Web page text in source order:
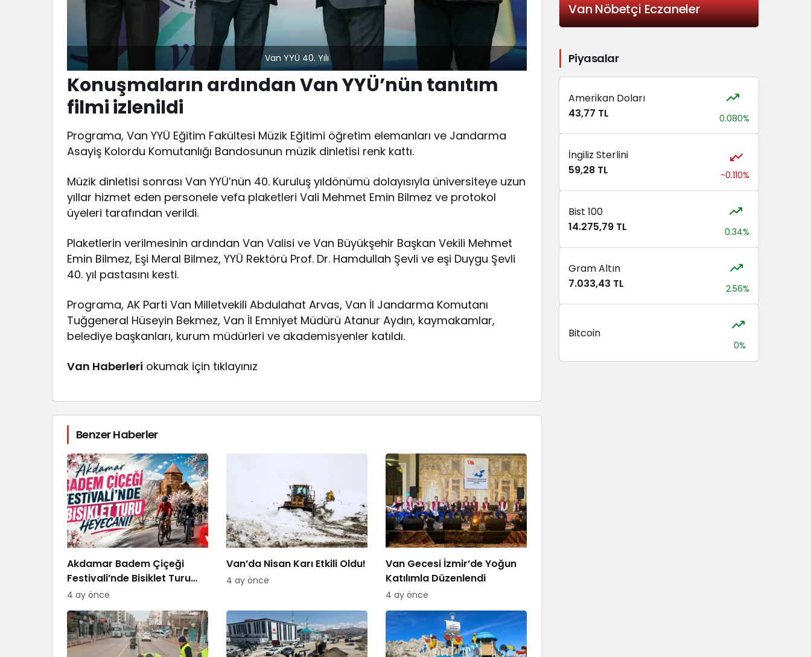
Van YYÜ 40. Yılı
Konuşmaların ardından Van YYÜ’nün tanıtım
filmi izlenildi
Programa, Van YYÜ Eğitim Fakültesi Müzik Eğitimi öğretim elemanları ve Jandarma
Asayiş Kolordu Komutanlığı Bandosunun müzik dinletisi renk kattı.
Müzik dinletisi sonrası Van YYÜ’nün 40. Kuruluş yıldönümü dolayısıyla üniversiteye uzun
yıllar hizmet eden personele vefa plaketleri Vali Mehmet Emin Bilmez ve protokol
üyeleri tarafından verildi.
Plaketlerin verilmesinin ardından Van Valisi ve Van Büyükşehir Başkan Vekili Mehmet
Emin Bilmez, Eşi Meral Bilmez, YYÜ Rektörü Prof. Dr. Hamdullah Şevli ve eşi Duygu Şevli
40. yıl pastasını kesti.
Programa, AK Parti Van Milletvekili Abdulahat Arvas, Van İl Jandarma Komutanı
Tuğgeneral Hüseyin Bekmez, Van İl Emniyet Müdürü Atanur Aydın, kaymakamlar,
belediye başkanları, kurum müdürleri ve akademisyenler katıldı.
Van Haberleri okumak için tıklayınız
Benzer Haberler
Akdamar Badem Çiçeği
Festivali’nde Bisiklet Turu
Heyecanı
4 ay önce
Van’da Nisan Karı Etkili Oldu!
4 ay önce
Van Gecesi İzmir’de Yoğun
Katılımla Düzenlendi
4 ay önce
Van Nöbetçi Eczaneler
Piyasalar
Amerikan Doları
43,77 TL
0.080%
İngiliz Sterlini
59,28 TL
-0.110%
Bist 100
14.275,79 TL
0.34%
Gram Altın
7.033,43 TL
2.56%
Bitcoin
0%